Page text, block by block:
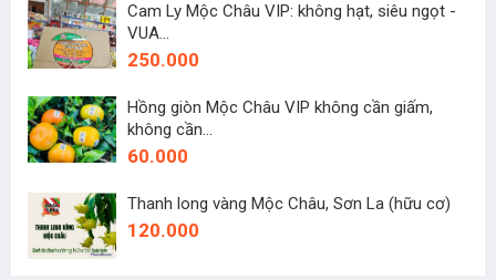
Cam Ly Mộc Châu VIP: không hạt, siêu ngọt -
VUA...
250.000
Hồng giòn Mộc Châu VIP không cần giấm,
không cần...
60.000
Thanh long vàng Mộc Châu, Sơn La (hữu cơ)
120.000